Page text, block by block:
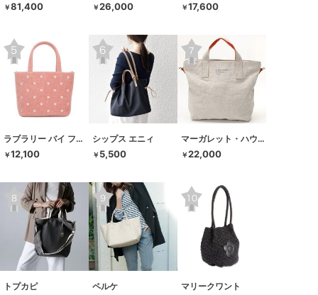
￥81,400 ￥26,000 ￥17,600
ラブラリー バイ フェイラー
￥12,100
シップス エニィ
￥ 5,500
マーガレット・ハウエル アイデア
￥22,000
トプカピ ペルケ マリークワント